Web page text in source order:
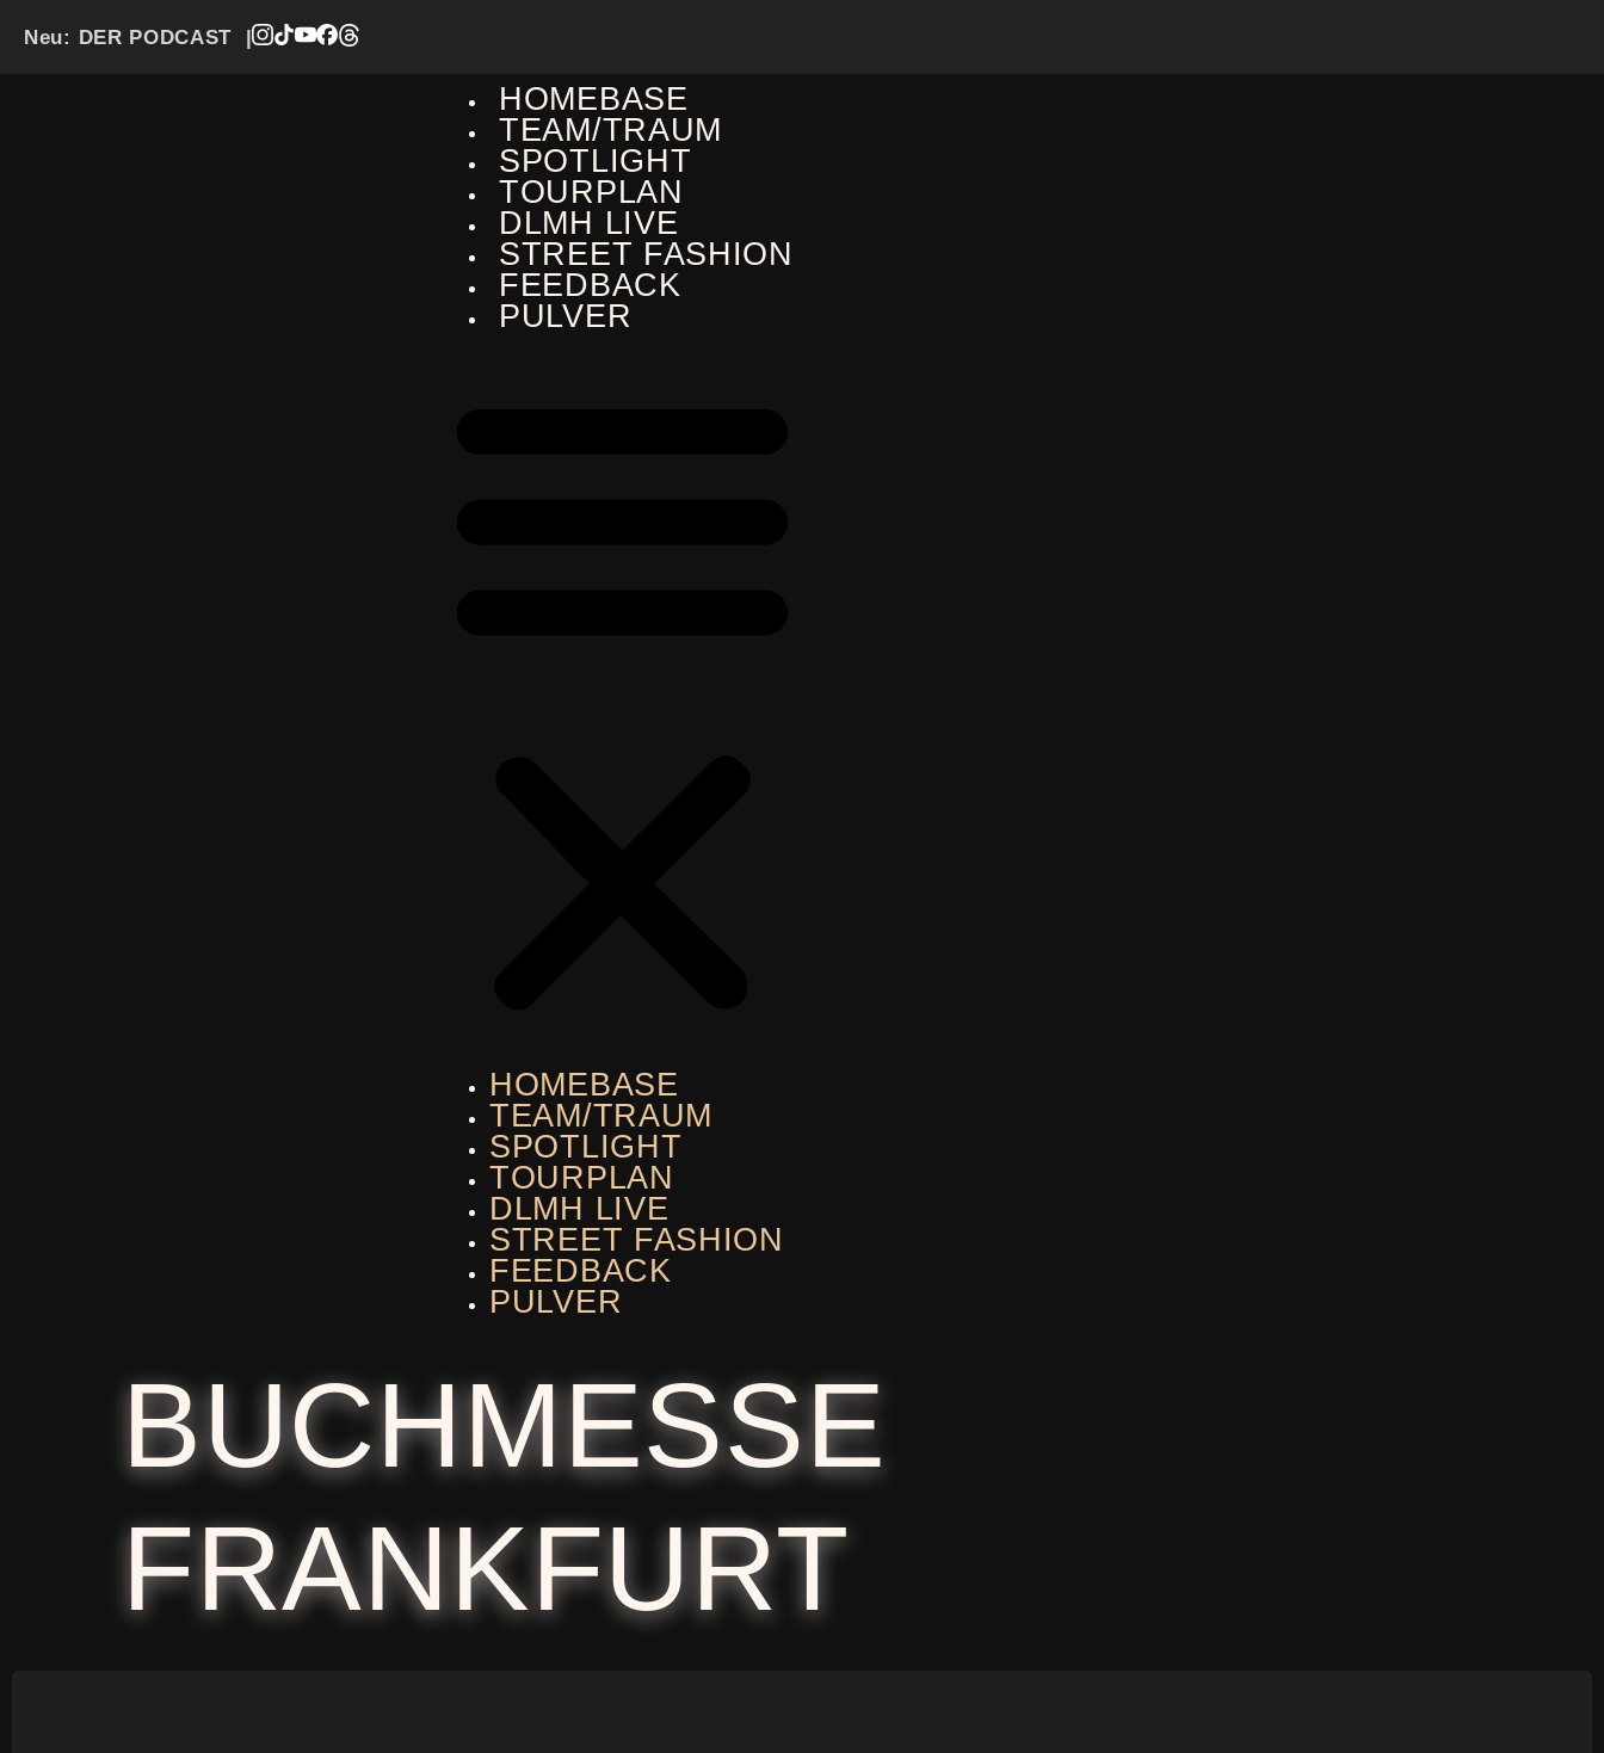
Neu: DER PODCAST |
HOMEBASE
TEAM/TRAUM
SPOTLIGHT
TOURPLAN
DLMH LIVE
STREET FASHION
FEEDBACK
PULVER
HOMEBASE
TEAM/TRAUM
SPOTLIGHT
TOURPLAN
DLMH LIVE
STREET FASHION
FEEDBACK
PULVER
BUCHMESSE
FRANKFURT